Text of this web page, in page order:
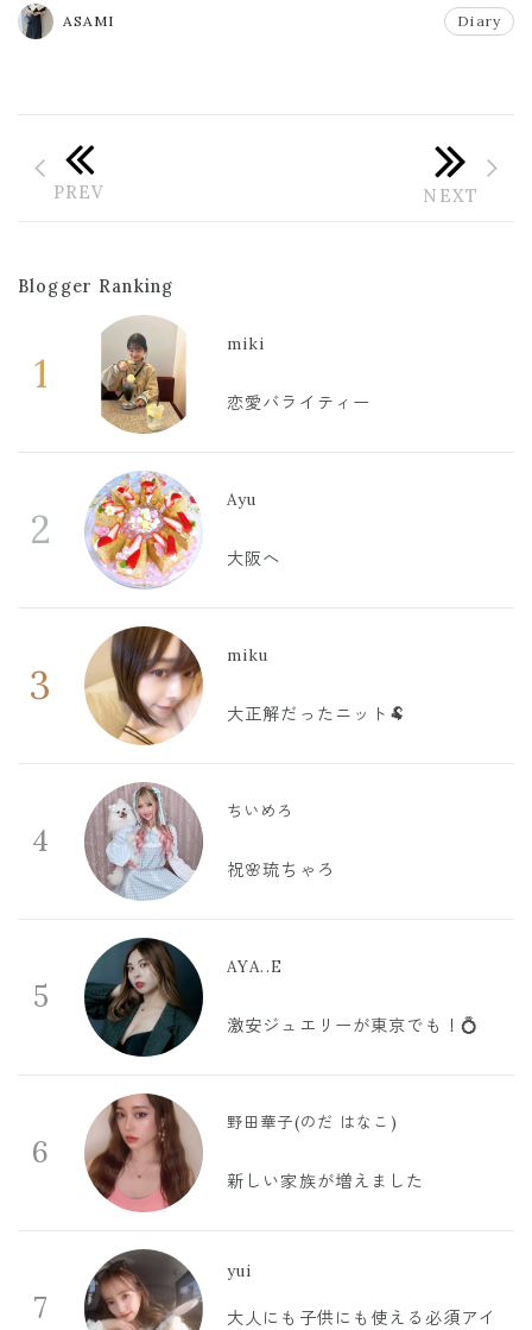
ASAMI Diary
Blogger Ranking
1
miki
恋愛バライティー
2
Ayu
大阪へ
3
miku
大正解だったニット🐏
4
ちいめろ
祝🌸琉ちゃろ
5
AYA..E
激安ジュエリーが東京でも！💍
6
野田華子(のだ はなこ)
新しい家族が増えました
7
yui
大人にも子供にも使える必須アイ